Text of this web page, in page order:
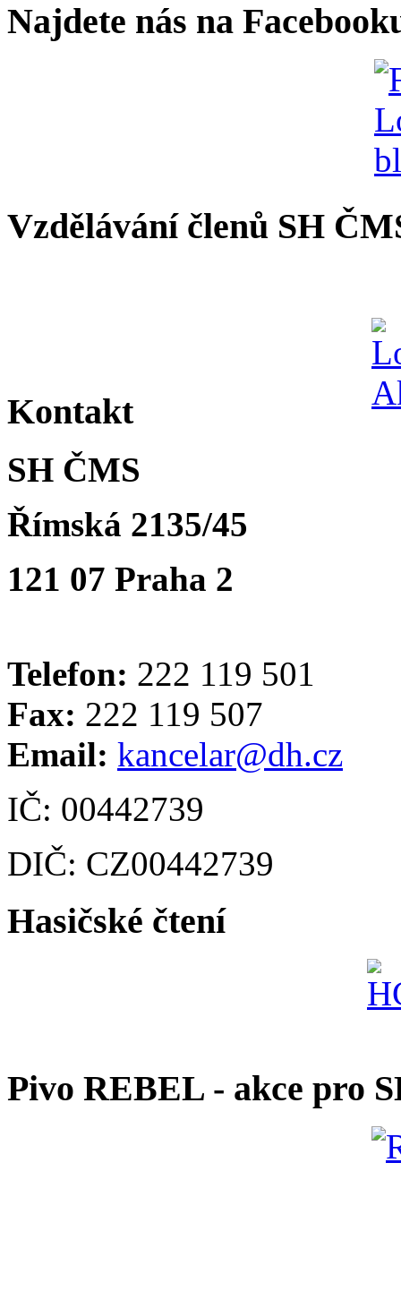
Najdete nás na
Vzdělávání členů SH
Kontakt
SH ČMS
Římská 2135/45
121 07 Praha 2
Telefon: 222 119 501
Fax: 222 119 507
Email: kancelar@dh.cz
IČ: 00442739
DIČ: CZ00442739
Hasičské čtení
Pivo REBEL - akce pro